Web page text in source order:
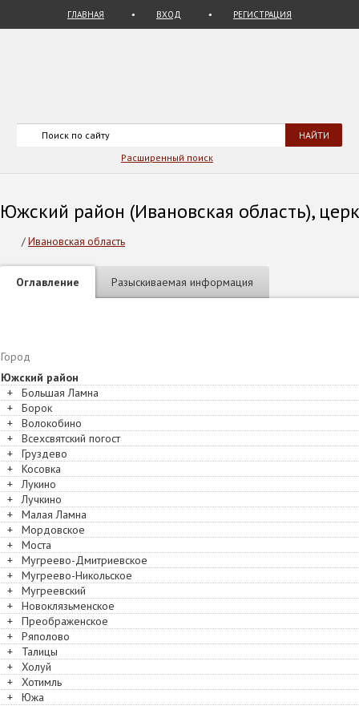
ГЛАВНАЯ ВХОД РЕГИСТРАЦИЯ
Расширенный поиск
Южский район (Ивановская область),
/Ивановская область
Оглавление Разыскиваемая информация
Город
Южский район
+
Большая Ламна
+
Борок
+
Волокобино
+
Всехсвятский погост
+
Груздево
+
Косовка
+
Лукино
+
Лучкино
+
Малая Ламна
+
Мордовское
+
Моста
+
Мугреево-Дмитриевское
+
Мугреево-Никольское
+
Мугреевский
+
Новоклязьменское
+
Преображенское
+
Ряполово
+
Талицы
+
Холуй
+
Хотимль
+
Южа